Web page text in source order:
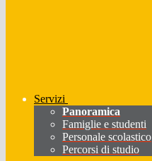
Servizi
Panoramica
Famiglie e studenti
Personale scolastico
Percorsi di studio